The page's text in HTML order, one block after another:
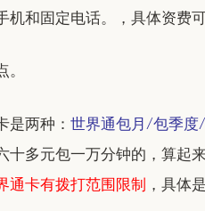
机和固定电话。，具体资费
是两种： 世界通包月/包季度
十多元包一万分钟的，算起
通卡有拨打范围限制 ，具体